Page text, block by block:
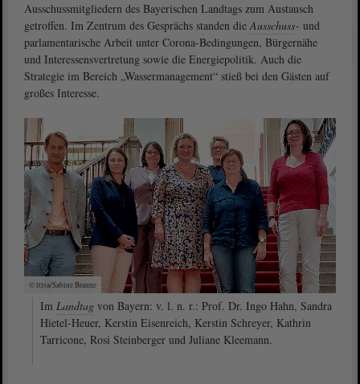
Ausschussmitgliedern des Bayerischen Landtags zum Austausch
getroffen. Im Zentrum des Gesprächs standen dieAusschuss- und
parlamentarische Arbeit unter Corona-Bedingungen, Bürgernähe
und Interessensvertretung sowie die Energiepolitik. Auch die
Strategie im Bereich „Wassermanagement“ stieß bei den Gästen auf
großes Interesse.
© ltlsa/Sabine Braune
Im Landtag von Bayern: v. l. n. r.: Prof. Dr. Ingo Hahn, Sandra
Hietel-Heuer, Kerstin Eisenreich, Kerstin Schreyer, Kathrin
Tarricone, Rosi Steinberger und Juliane Kleemann.